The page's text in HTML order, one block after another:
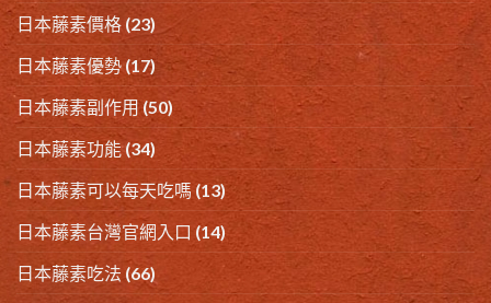
日本藤素價格 (23)
日本藤素優勢 (17)
日本藤素副作用 (50)
日本藤素功能(34)
日本藤素可以每天吃嗎 (13)
日本藤素台灣官網入口 (14)
日本藤素吃法 (66)